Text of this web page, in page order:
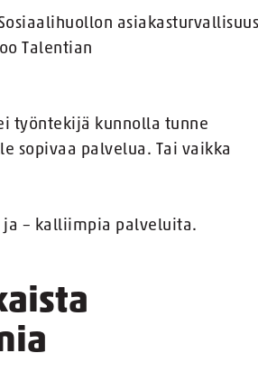
Talentian
työntekijä kunnolla tunne
sopivaa palvelua. Tai vaikka
ja – kalliimpia palveluita.